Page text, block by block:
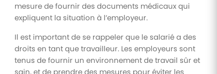
mesure de fournir des documents médicaux qui
expliquent la situation à l’employeur.
Il est important de se rappeler que le salarié a des
droits en tant que travailleur. Les employeurs sont
tenus de fournir un environnement de travail sûr et
sain, et de prendre des mesures pour éviter les